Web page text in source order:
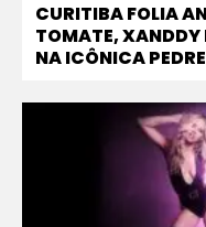
CURITIBA FOLIA
TOMATE, XANDDY
NA ICÔNICA